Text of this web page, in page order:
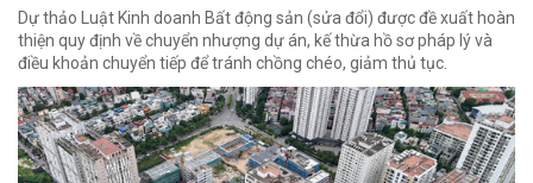
Dự thảo Luật Kinh doanh Bất động sản (sửa đổi) được đề xuất hoàn
thiện quy định về chuyển nhượng dự án, kế thừa hồ sơ pháp lý và
điều khoản chuyển tiếp để tránh chồng chéo, giảm thủ tục.